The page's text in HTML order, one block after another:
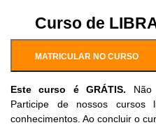
Curso de
MATRICULAR NO CURSO
Este curso é GRÁTIS. Não
Participe de nossos cursos
conhecimentos. Ao concluir o